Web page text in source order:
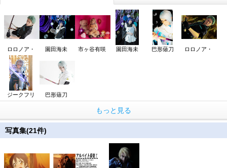
ロロノア・ 園田海未 市ヶ谷有咲 園田海未 巴形薙刀 ロロノア・
ジークフリ 巴形薙刀
もっと見る
写真集(21件)